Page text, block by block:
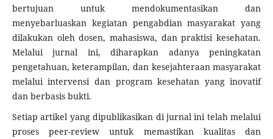
bertujuan untuk mendokumentasikan dan
menyebarluaskan kegiatan pengabdian masyarakat yang
dilakukan oleh dosen, mahasiswa, dan praktisi kesehatan.
Melalui jurnal ini, diharapkan adanya peningkatan
pengetahuan, keterampilan, dan kesejahteraan masyarakat
melalui intervensi dan program kesehatan yang inovatif
dan berbasis bukti.
Setiap artikel yang dipublikasikan di jurnal ini telah melalui
proses peer-review untuk memastikan kualitas dan